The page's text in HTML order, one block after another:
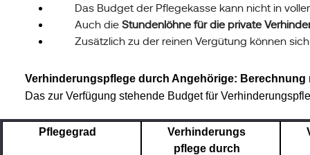
Das Budget der Pflegekasse kann nicht in
Auch die Stundenlöhne für die private
Zusätzlich zu der reinen Vergütung können
Verhinderungspflege durch Angehörige: Berechnung
Das zur Verfügung stehende Budget für
Pflegegrad
Verhinderungs
pflege durch